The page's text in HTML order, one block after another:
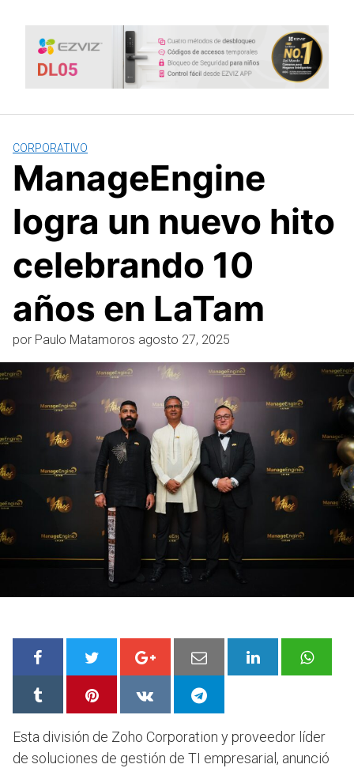
contenido
CORPORATIVO
ManageEngine
logra un nuevo hito
celebrando 10
años en LaTam
por Paulo Matamoros agosto 27, 2025
Esta división de Zoho Corporation y proveedor líder
de soluciones de gestión de TI empresarial, anunció